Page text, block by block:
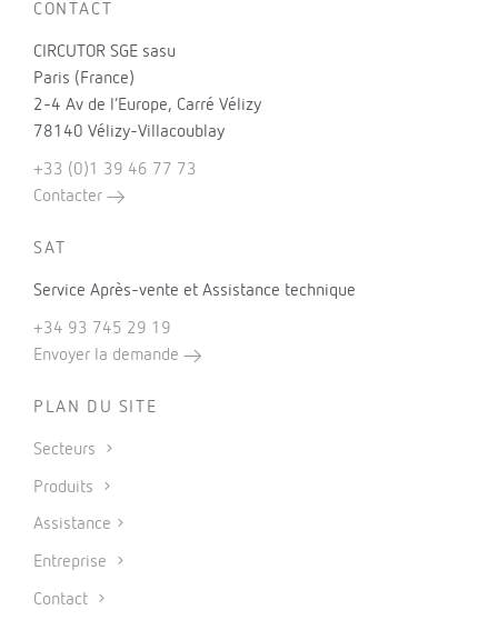
CONTACT
CIRCUTOR SGE sasu
Paris (France)
2-4 Av de l’Europe, Carré Vélizy
78140 Vélizy-Villacoublay
+33 (0)1 39 46 77 73
Contacter
SAT
Service Après-vente et Assistance technique
+34 93 745 29 19
Envoyer la demande
PLAN DU SITE
Secteurs
Produits
Assistance
Entreprise
Contact